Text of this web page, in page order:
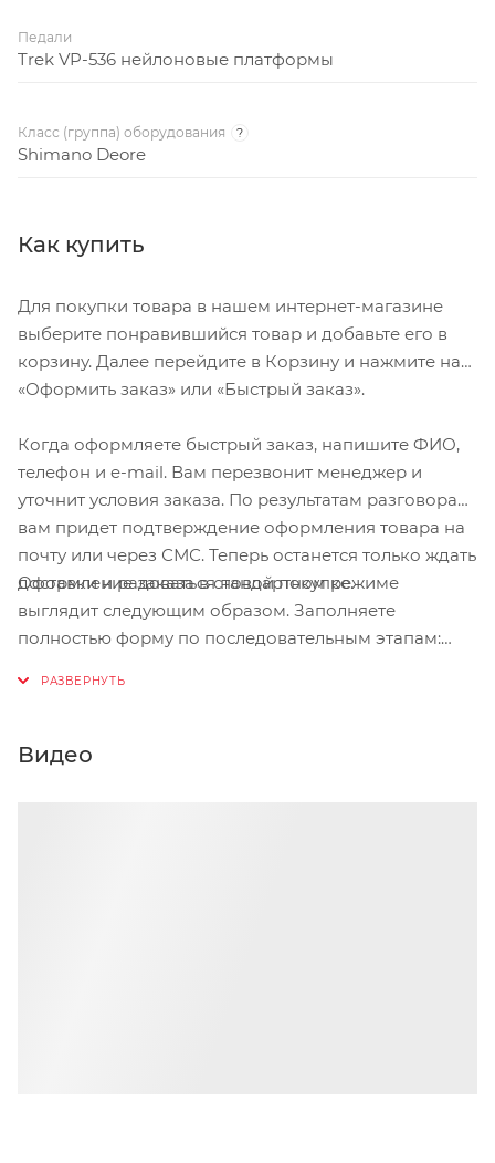
Педали
Trek VP-536 нейлоновые платформы
Класс (группа) оборудования ?
Shimano Deore
Как купить
Для покупки товара в нашем интернет-магазине
выберите понравившийся товар и добавьте его в
корзину. Далее перейдите в Корзину и нажмите на
«Оформить заказ» или «Быстрый заказ».
Когда оформляете быстрый заказ, напишите ФИО,
телефон и e-mail. Вам перезвонит менеджер и
уточнит условия заказа. По результатам разговора
вам придет подтверждение оформления товара на
почту или через СМС. Теперь останется только ждать
доставки и радоваться новой покупке.
Оформление заказа в стандартном режиме
выглядит следующим образом. Заполняете
полностью форму по последовательным этапам:
Нажмите кнопку «Оформить заказ».
Видео